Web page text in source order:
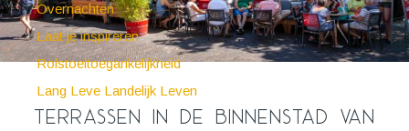
Overnachten
Laat je inspireren
Rolstoeltoegankelijkheid
Lang Leve Landelijk Leven
Terrassen in de binnenstad van